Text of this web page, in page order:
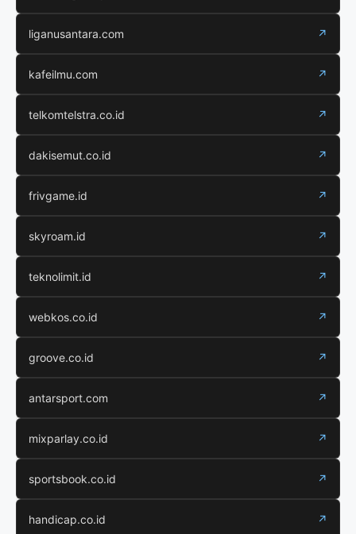
liganusantara.com ↗
kafeilmu.com ↗
telkomtelstra.co.id ↗
dakisemut.co.id ↗
frivgame.id ↗
skyroam.id ↗
teknolimit.id ↗
webkos.co.id ↗
groove.co.id ↗
antarsport.com ↗
mixparlay.co.id ↗
sportsbook.co.id ↗
handicap.co.id ↗